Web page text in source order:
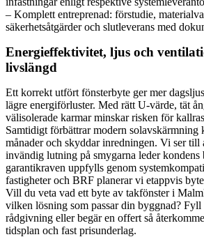
– Komplett entreprenad: förstudie,
säkerhetsåtgärder och slutleverans med
Energieffektivitet, ljus och
livslängd
Ett korrekt utfört fönsterbyte ger mer
lägre energiförluster. Med rätt U‑värde, tät
välisolerade karmar minskar risken för
Samtidigt förbättrar modern solavskärmning
månader och skyddar inredningen. Vi ser till
invändig lutning på smygarna leder kondens
garantikraven uppfylls genom
fastigheter och BRF planerar vi etappvis
Vill du veta vad ett byte av takfönster i
vilken lösning som passar din byggnad?
rådgivning eller begär en offert så
tidsplan och fast prisunderlag.